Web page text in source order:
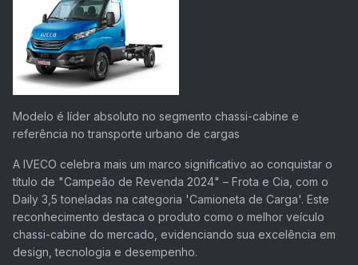
Modelo é líder absoluto no segmento chassi-cabine e
referência no transporte urbano de cargas
A IVECO celebra mais um marco significativo ao conquistar o
título de "Campeão de Revenda 2024" – Frota e Cia, com o
Daily 3,5 toneladas na categoria 'Camioneta de Carga'. Este
reconhecimento destaca o produto como o melhor veículo
chassi-cabine do mercado, evidenciando sua excelência em
design, tecnologia e desempenho.